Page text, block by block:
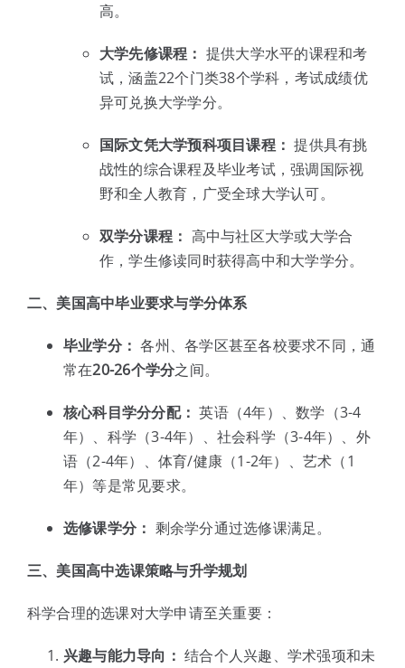
高。
大学先修课程： 提供大学水平的课程和考
试，涵盖22个门类38个学科，考试成绩优
异可兑换大学学分。
国际文凭大学预科项目课程： 提供具有挑
战性的综合课程及毕业考试，强调国际视
野和全人教育，广受全球大学认可。
双学分课程： 高中与社区大学或大学合
作，学生修读同时获得高中和大学学分。
二、美国高中毕业要求与学分体系
毕业学分： 各州、各学区甚至各校要求不同，通
常在20-26个学分之间。
核心科目学分分配： 英语（4年）、数学（3-4
年）、科学（3-4年）、社会科学（3-4年）、外
语（2-4年）、体育/健康（1-2年）、艺术（1
年）等是常见要求。
选修课学分： 剩余学分通过选修课满足。
三、美国高中选课策略与升学规划
科学合理的选课对大学申请至关重要：
兴趣与能力导向： 结合个人兴趣、学术强项和未